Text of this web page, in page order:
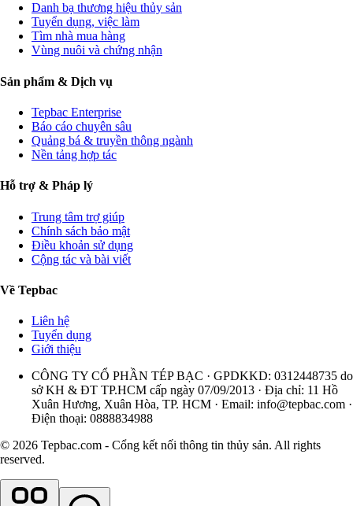
Danh bạ thương hiệu thủy sản
Tuyển dụng, việc làm
Tìm nhà mua hàng
Vùng nuôi và chứng nhận
Sản phẩm & Dịch vụ
Tepbac Enterprise
Báo cáo chuyên sâu
Quảng bá & truyền thông ngành
Nền tảng hợp tác
Hỗ trợ & Pháp lý
Trung tâm trợ giúp
Chính sách bảo mật
Điều khoản sử dụng
Cộng tác và bài viết
Về Tepbac
Liên hệ
Tuyển dụng
Giới thiệu
CÔNG TY CỔ PHẦN TÉP BẠC · GPDKKD: 0312448735 do
sở KH & ĐT TP.HCM cấp ngày 07/09/2013 · Địa chỉ: 11 Hồ
Xuân Hương, Xuân Hòa, TP. HCM · Email: info@tepbac.com ·
Điện thoại: 0888834988
© 2026 Tepbac.com - Cổng kết nối thông tin thủy sản. All rights
reserved.